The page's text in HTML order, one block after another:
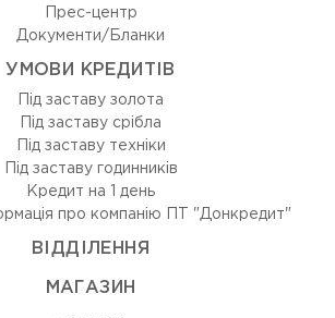
Прес-центр
Документи/Бланки
УМОВИ КРЕДИТІВ
Під заставу золота
Під заставу срібла
Під заставу техніки
Під заставу годинників
Кредит на 1 день
про компанію ПТ "Донкредит"
ВIДДIЛЕННЯ
МАГАЗИН